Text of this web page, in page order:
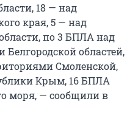
18 — над
края, 5 — над
по 3 БПЛА над
областей,
Смоленской,
Крым, 16 БПЛА
моря, — сообщили в